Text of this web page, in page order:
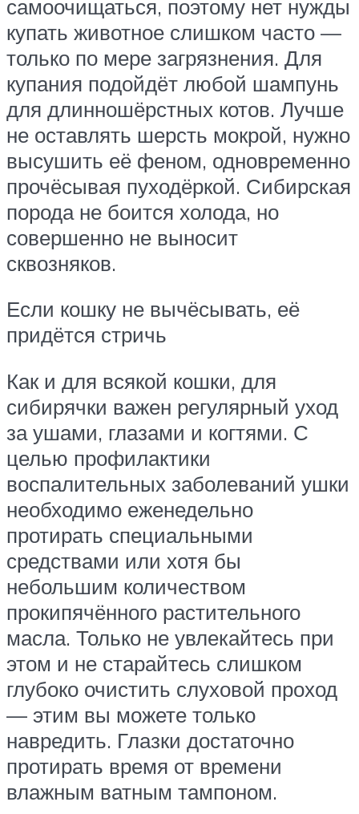
самоочищаться, поэтому нет нужды
купать животное слишком часто —
только по мере загрязнения. Для
купания подойдёт любой шампунь
для длинношёрстных котов. Лучше
не оставлять шерсть мокрой, нужно
высушить её феном, одновременно
прочёсывая пуходёркой. Сибирская
порода не боится холода, но
совершенно не выносит
сквозняков.
Если кошку не вычёсывать, её
придётся стричь
Как и для всякой кошки, для
сибирячки важен регулярный уход
за ушами, глазами и когтями. С
целью профилактики
воспалительных заболеваний ушки
необходимо еженедельно
протирать специальными
средствами или хотя бы
небольшим количеством
прокипячённого растительного
масла. Только не увлекайтесь при
этом и не старайтесь слишком
глубоко очистить слуховой проход
— этим вы можете только
навредить. Глазки достаточно
протирать время от времени
влажным ватным тампоном.